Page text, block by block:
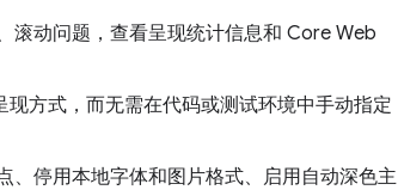
滚动问题，查看呈现统计信息和 Core Web
现方式，而无需在代码或测试环境中手动指定
、停用本地字体和图片格式、启用自动深色主